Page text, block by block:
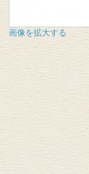
画像を拡大する